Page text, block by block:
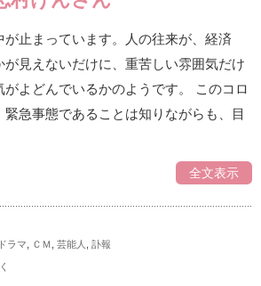
が止まっています。人の往来が、経済
が見えないだけに、重苦しい雰囲気だけ
がよどんでいるかのようです。 このコロ
急事態であることは知りながらも、目
全文表示
ドラマ ＣＭ 芸能人 訃報